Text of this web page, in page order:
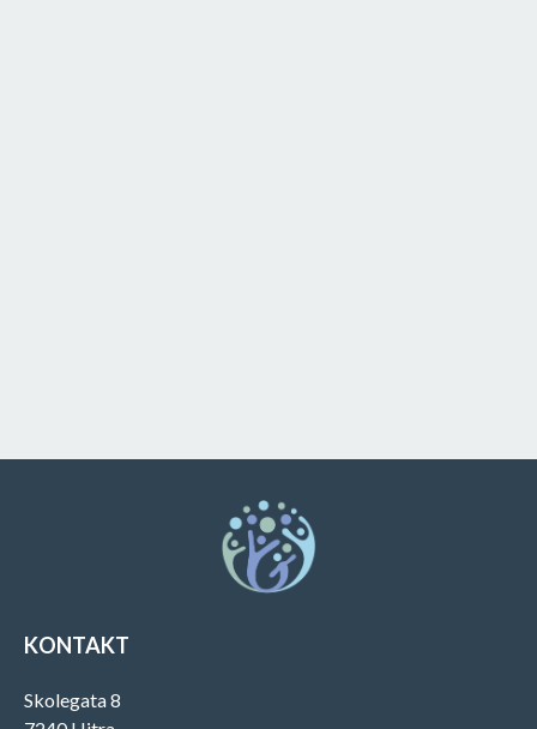
KONTAKT
Skolegata 8